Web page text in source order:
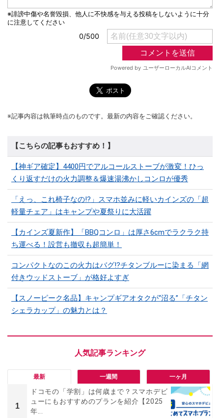
※記事内容は執筆時点のものです。最新の内容をご確認ください。
【こちらの記事もおすすめ！】
【神ギア確定】4400円でアルコールストーブが激変！ひっ
くり返すだけの火力調整＆爆速湯沸かしコンロが優秀
「えっ、これ椅子なの!?」スマホ並みに軽いカインズの「超
軽量チェア」はキャンプや夏祭りに大活躍
【カインズ夏新作】「BBQコンロ」は厚さ6cmでラクラク持
ち運べる！設営も撤収も超簡単！
コンパクトなのこの火力はバグ⁉チタンブルーに染まる「網
付きウッドストーブ」が格好よすぎ
【スノーピーク名品】キャンプギアオタクが“沼る”「チタン
シェラカップ」の魅力とは？
最新 一週間 一ヶ月
1
ドコモの「学割」は何歳まで？スマホデビ
ューにもおすすめのプランを紹介【2025
年...